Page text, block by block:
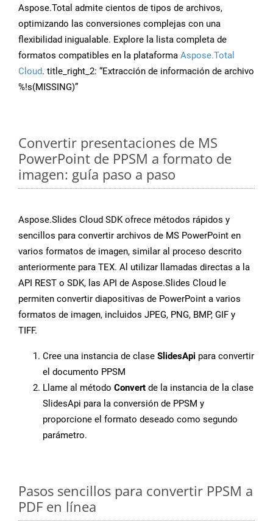
Aspose.Total admite cientos de tipos de archivos,
optimizando las conversiones complejas con una
flexibilidad inigualable. Explore la lista completa de
formatos compatibles en la plataforma Aspose.Total
Cloud. title_right_2: “Extracción de información de archivo
%!s(MISSING)”
Convertir presentaciones de MS
PowerPoint de PPSM a formato de
imagen: guía paso a paso
Aspose.Slides Cloud SDK ofrece métodos rápidos y
sencillos para convertir archivos de MS PowerPoint en
varios formatos de imagen, similar al proceso descrito
anteriormente para TEX. Al utilizar llamadas directas a la
API REST o SDK, las API de Aspose.Slides Cloud le
permiten convertir diapositivas de PowerPoint a varios
formatos de imagen, incluidos JPEG, PNG, BMP, GIF y
TIFF.
Cree una instancia de clase SlidesApi para convertir
el documento PPSM
Llame al método Convert de la instancia de la clase
SlidesApi para la conversión de PPSM y
proporcione el formato deseado como segundo
parámetro.
Pasos sencillos para convertir PPSM a
PDF en línea